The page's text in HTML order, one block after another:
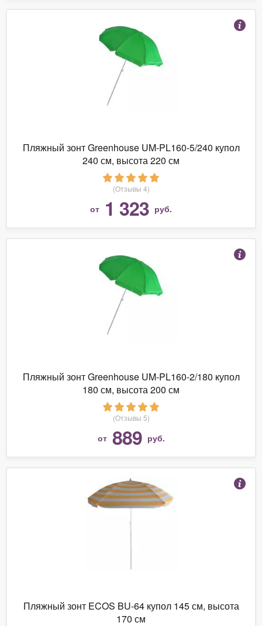
Пляжный зонт Greenhouse UM-PL160-5/240 купол
240 см, высота 220 см
(Отзывы 4)
от 1 323 руб.
Пляжный зонт Greenhouse UM-PL160-2/180 купол
180 см, высота 200 см
(Отзывы 5)
от 889 руб.
Пляжный зонт ECOS BU-64 купол 145 см, высота
170 см